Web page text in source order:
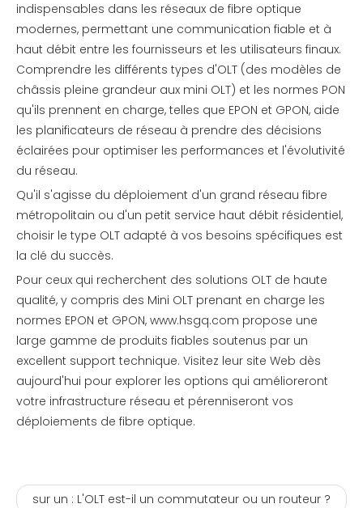
indispensables dans les réseaux de fibre optique
modernes, permettant une communication fiable et à
haut débit entre les fournisseurs et les utilisateurs finaux.
Comprendre les différents types d'OLT (des modèles de
châssis pleine grandeur aux mini OLT) et les normes PON
qu'ils prennent en charge, telles que EPON et GPON, aide
les planificateurs de réseau à prendre des décisions
éclairées pour optimiser les performances et l'évolutivité
du réseau.
Qu'il s'agisse du déploiement d'un grand réseau fibre
métropolitain ou d'un petit service haut débit résidentiel,
choisir le type OLT adapté à vos besoins spécifiques est
la clé du succès.
Pour ceux qui recherchent des solutions OLT de haute
qualité, y compris des Mini OLT prenant en charge les
normes EPON et GPON, www.hsgq.com propose une
large gamme de produits fiables soutenus par un
excellent support technique. Visitez leur site Web dès
aujourd'hui pour explorer les options qui amélioreront
votre infrastructure réseau et pérenniseront vos
déploiements de fibre optique.
sur un : L'OLT est-il un commutateur ou un routeur ?